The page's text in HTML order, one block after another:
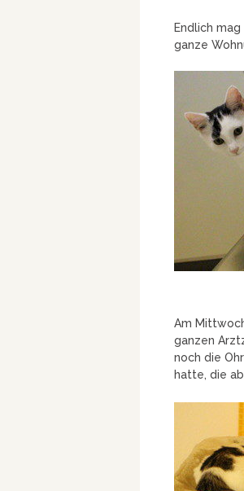
Endlich
ganze
Am
ganzen
noch die
hatte, die